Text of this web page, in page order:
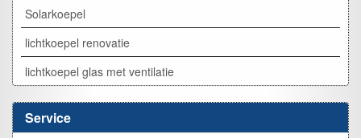
Solarkoepel
lichtkoepel renovatie
lichtkoepel glas met ventilatie
Service